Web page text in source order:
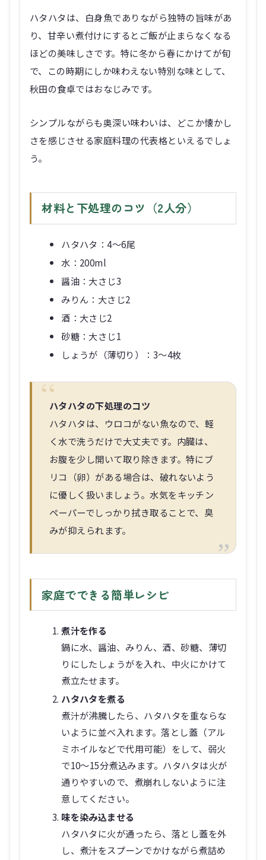
ハタハタは、白身魚でありながら独特の旨味があ
り、甘辛い煮付けにするとご飯が止まらなくなる
ほどの美味しさです。特に冬から春にかけてが旬
で、この時期にしか味わえない特別な味として、
秋田の食卓ではおなじみです。
シンプルながらも奥深い味わいは、どこか懐かし
さを感じさせる家庭料理の代表格といえるでしょ
う。
材料と下処理のコツ（2人分）
ハタハタ：4～6尾
水：200ml
醤油：大さじ3
みりん：大さじ2
酒：大さじ2
砂糖：大さじ1
しょうが（薄切り）：3〜4枚
ハタハタの下処理のコツ
ハタハタは、ウロコがない魚なので、軽
く水で洗うだけで大丈夫です。内臓は、
お腹を少し開いて取り除きます。特にブ
リコ（卵）がある場合は、破れないよう
に優しく扱いましょう。水気をキッチン
ペーパーでしっかり拭き取ることで、臭
みが抑えられます。
家庭でできる簡単レシピ
煮汁を作る
鍋に水、醤油、みりん、酒、砂糖、薄切
りにしたしょうがを入れ、中火にかけて
煮立たせます。
ハタハタを煮る
煮汁が沸騰したら、ハタハタを重ならな
いように並べ入れます。落とし蓋（アル
ミホイルなどで代用可能）をして、弱火
で10～15分煮込みます。ハタハタは火が
通りやすいので、煮崩れしないように注
意してください。
味を染み込ませる
ハタハタに火が通ったら、落とし蓋を外
し、煮汁をスプーンでかけながら煮詰め